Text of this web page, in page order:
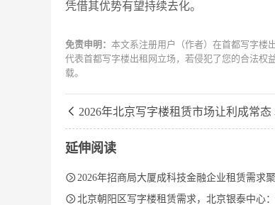
凭借其优势有望持续去化。
免责申明： 本文系注册用户（作者）在首都写字楼
代表首都写字楼出租网立场，若侵犯了您的合法权
载。
 2026年北京写字楼租赁市场让利成常态 北京温特莱中心多项优
延伸阅读
 2026年招商局大厦成科技金融企业租赁需求
 北京朝阳区写字楼租赁需求，北京银泰中心：长安街沿线地